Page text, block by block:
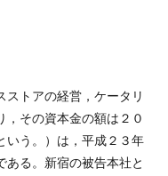
トアの経営，ケータリ
，その資本金の額は２０
いう。）は，平成２３年
ある。新宿の被告本社と